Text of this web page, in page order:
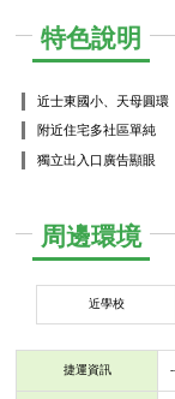
特色說明
近士東國小、天母圓環
附近住宅多社區單純
獨立出入口廣告顯眼
周邊環境
近學校
捷運資訊